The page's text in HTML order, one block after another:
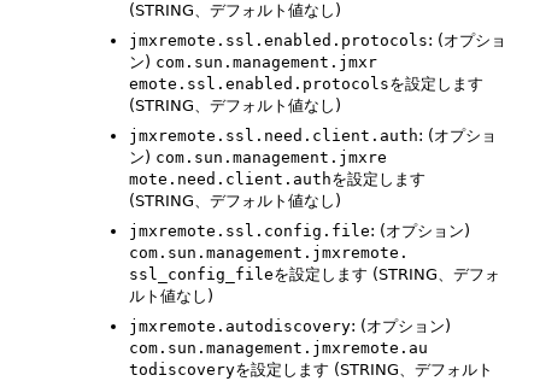
(STRING、デフォルト値なし)
jmxremote.ssl.enabled.protocols: (オプショ
ン) com.sun.management.jmxr
emote.ssl.enabled.protocolsを設定します
(STRING、デフォルト値なし)
jmxremote.ssl.need.client.auth: (オプショ
ン) com.sun.management.jmxre
mote.need.client.authを設定します
(STRING、デフォルト値なし)
jmxremote.ssl.config.file: (オプション)
com.sun.management.jmxremote.
ssl_config_fileを設定します (STRING、デフォ
ルト値なし)
jmxremote.autodiscovery: (オプション)
com.sun.management.jmxremote.au
todiscoveryを設定します (STRING、デフォルト